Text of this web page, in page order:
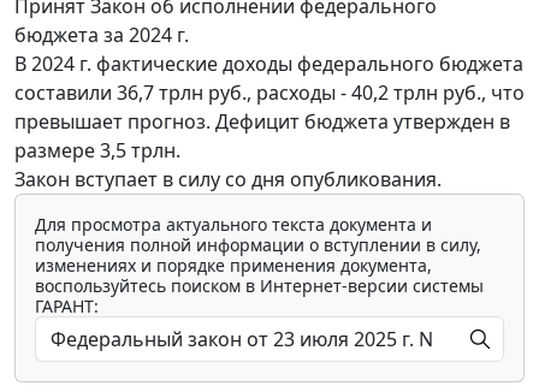
Принят Закон об исполнении федерального
бюджета за 2024 г.
В 2024 г. фактические доходы федерального бюджета
составили 36,7 трлн руб., расходы - 40,2 трлн руб., что
превышает прогноз. Дефицит бюджета утвержден в
размере 3,5 трлн.
Закон вступает в силу со дня опубликования.
Для просмотра актуального текста документа и
получения полной информации о вступлении в силу,
изменениях и порядке применения документа,
воспользуйтесь поиском в Интернет-версии системы
ГАРАНТ: